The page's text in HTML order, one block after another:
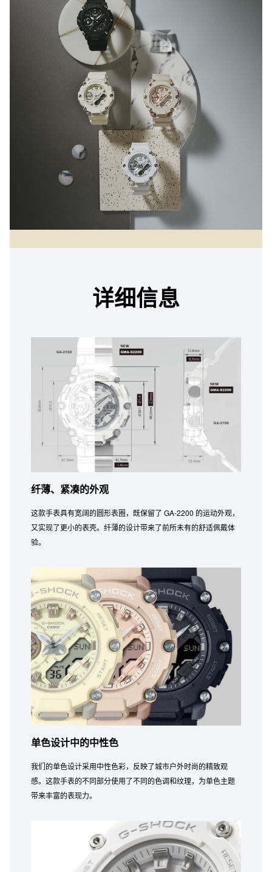
详细信息
纤薄、紧凑的外观
这款手表具有宽阔的圆形表圈，既保留了 GA-2200 的运动外观，
又实现了更小的表壳。纤薄的设计带来了前所未有的舒适佩戴体
验。
单色设计中的中性色
我们的单色设计采用中性色彩，反映了城市户外时尚的精致观
感。这款手表的不同部分使用了不同的色调和纹理，为单色主题
带来丰富的表现力。